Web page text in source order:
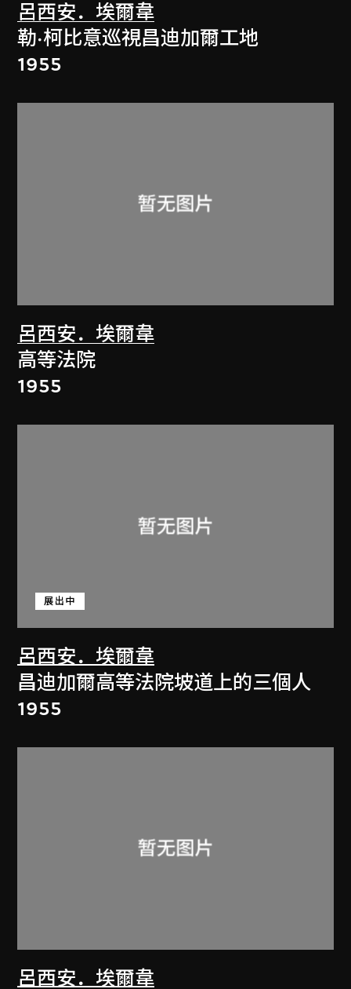
呂西安．埃爾韋
勒·柯比意巡視昌迪加爾工地
1955
呂西安．埃爾韋
高等法院
1955
呂西安．埃爾韋
展出中
昌迪加爾高等法院坡道上的三個人
1955
呂西安．埃爾韋